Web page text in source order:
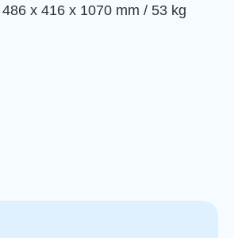
486 x 416 x 1070 mm / 53 kg